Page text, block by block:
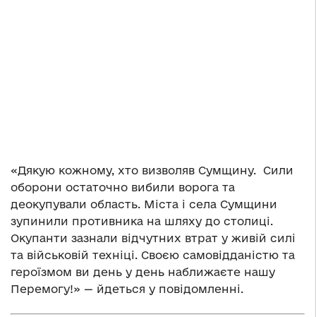
«Дякую кожному, хто визволяв Сумщину. Сили
оборони остаточно вибили ворога та
деокупували область. Міста і села Сумщини
зупинили противника на шляху до столиці.
Окупанти зазнали відчутних втрат у живій силі
та військовій техніці. Своєю самовідданістю та
героїзмом ви день у день наближаєте нашу
Перемогу!» — йдеться у повідомленні.